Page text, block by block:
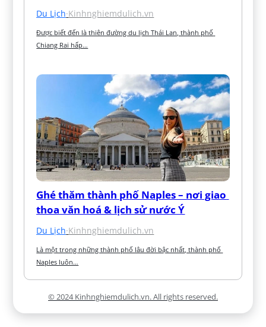
Du Lịch·Kinhnghiemdulich.vn
Được biết đến là thiên đường du lịch Thái Lan, thành phố
Chiang Rai hấp…
Ghé thăm thành phố Naples – nơi giao
thoa văn hoá & lịch sử nước Ý
Du Lịch·Kinhnghiemdulich.vn
Là một trong những thành phố lâu đời bậc nhất, thành phố
Naples luôn…
© 2024 Kinhnghiemdulich.vn. All rights reserved.